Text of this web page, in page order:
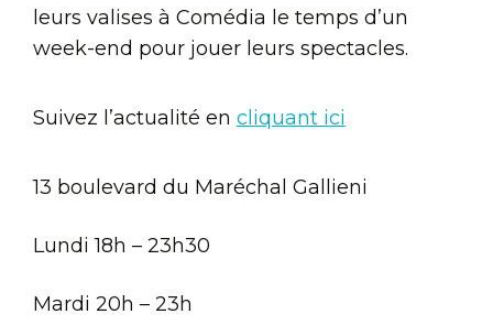
leurs valises à Comédia le temps d’un
week-end pour jouer leurs spectacles.
Suivez l’actualité en cliquant ici
13 boulevard du Maréchal Gallieni
Lundi 18h – 23h30
Mardi 20h – 23h